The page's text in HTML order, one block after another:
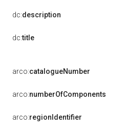
dc:description
dc:title
arco:catalogueNumber
arco:numberOfComponents
arco:regionIdentifier